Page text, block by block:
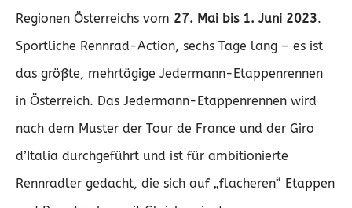
Regionen Österreichs vom 27. Mai bis 1. Juni 2023.
Sportliche Rennrad-Action, sechs Tage lang – es ist
das größte, mehrtägige Jedermann-Etappenrennen
in Österreich. Das Jedermann-Etappenrennen wird
nach dem Muster der Tour de France und der Giro
d’Italia durchgeführt und ist für ambitionierte
Rennradler gedacht, die sich auf „flacheren“ Etappen